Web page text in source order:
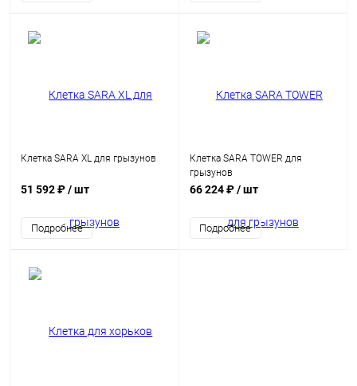
Клетка SARA XL для грызунов
51 592 ₽/ шт
Подробнее
Клетка SARA TOWER для
грызунов
66 224 ₽/ шт
Подробнее